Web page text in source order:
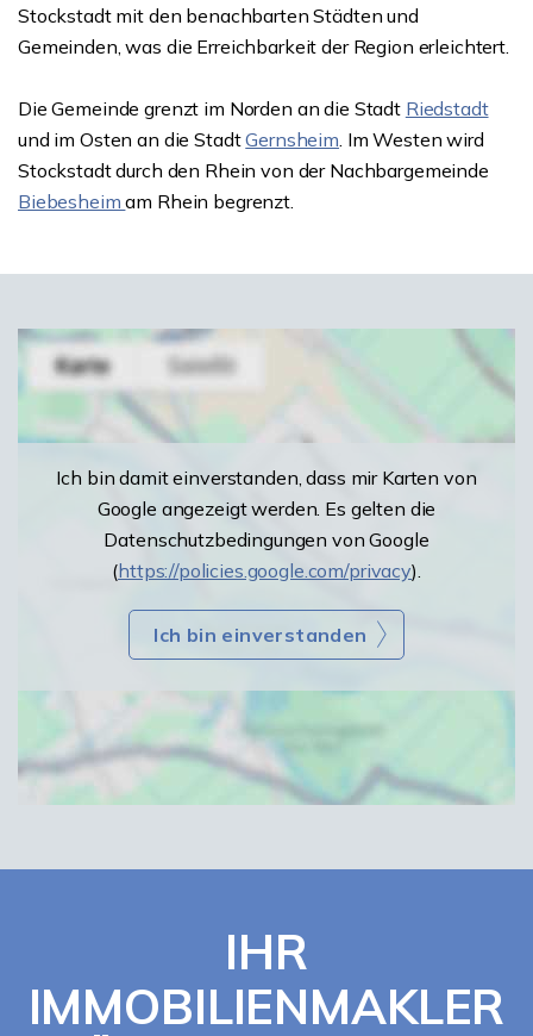
Stockstadt mit den benachbarten Städten und
Gemeinden, was die Erreichbarkeit der Region erleichtert.
Die Gemeinde grenzt im Norden an die Stadt Riedstadt
und im Osten an die StadtGernsheim. Im Westen wird
Stockstadt durch den Rhein von der Nachbargemeinde
Biebesheimam Rhein begrenzt.
Ich bin damit einverstanden, dass mir Karten von
Google angezeigt werden. Es gelten die
Datenschutzbedingungen von Google
(https://policies.google.com/privacy).
Ich bin einverstanden
IHR
IMMOBILIENMAKLER